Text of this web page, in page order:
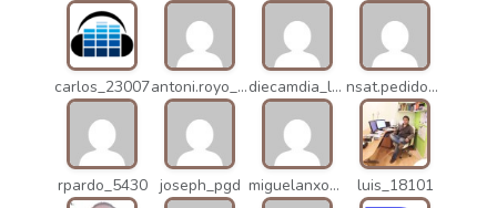
carlos_23007 antoni.royo_10023 diecamdia_l27 nsat.pedidos_1235
rpardo_5430 joseph_pgd miguelanxogomez_21982 luis_18101